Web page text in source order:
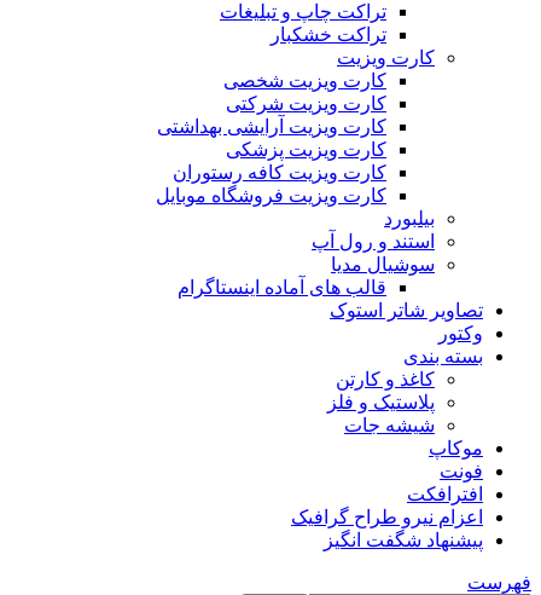
تراکت چاپ و تبلیغات
تراکت خشکبار
کارت ویزیت
کارت ویزیت شخصی
کارت ویزیت شرکتی
کارت ویزیت آرایشی بهداشتی
کارت ویزیت پزشکی
کارت ویزیت کافه رستوران
کارت ویزیت فروشگاه موبایل
بیلبورد
استند و رول آپ
سوشیال مدیا
قالب های آماده اینستاگرام
تصاویر شاتر استوک
وکتور
بسته بندی
کاغذ و کارتن
پلاستیک و فلز
شیشه جات
موکاپ
فونت
افترافکت
اعزام نیرو طراح گرافیک
پیشنهاد شگفت انگیز
فهرست